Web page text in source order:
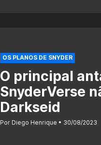
OS PLANOS DE SNYDER
O principal
SnyderVerse
Darkseid
Por Diego Henrique 30/08/2023